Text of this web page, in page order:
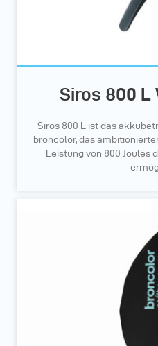
Siros 800 L
Siros 800 L ist das
broncolor, das
Leistung von 800